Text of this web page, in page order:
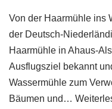
Von der Haarmühle ins
der Deutsch-
Haarmühle in Ahaus-
Ausflugsziel bekannt
Wassermühle zum
Bäumen und…